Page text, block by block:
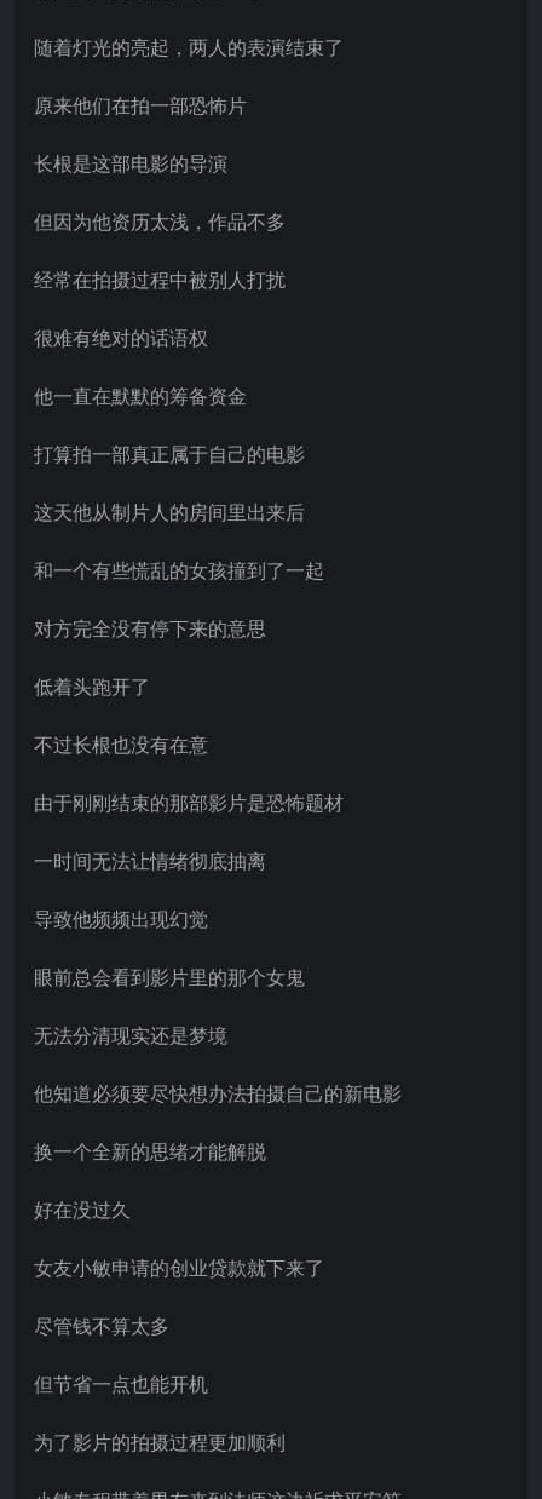
随着灯光的亮起，两人的表演结束了
原来他们在拍一部恐怖片
长根是这部电影的导演
但因为他资历太浅，作品不多
经常在拍摄过程中被别人打扰
很难有绝对的话语权
他一直在默默的筹备资金
打算拍一部真正属于自己的电影
这天他从制片人的房间里出来后
和一个有些慌乱的女孩撞到了一起
对方完全没有停下来的意思
低着头跑开了
不过长根也没有在意
由于刚刚结束的那部影片是恐怖题材
一时间无法让情绪彻底抽离
导致他频频出现幻觉
眼前总会看到影片里的那个女鬼
无法分清现实还是梦境
他知道必须要尽快想办法拍摄自己的新电影
换一个全新的思绪才能解脱
好在没过久
女友小敏申请的创业贷款就下来了
尽管钱不算太多
但节省一点也能开机
为了影片的拍摄过程更加顺利